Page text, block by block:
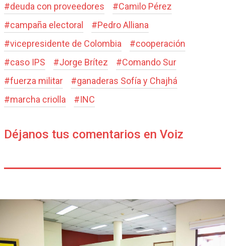
#deuda con proveedores #Camilo Pérez
#campaña electoral #Pedro Alliana
#vicepresidente de Colombia #cooperación
#caso IPS #Jorge Brítez #Comando Sur
#fuerza militar #ganaderas Sofía y Chajhá
#marcha criolla #INC
Déjanos tus comentarios en Voiz